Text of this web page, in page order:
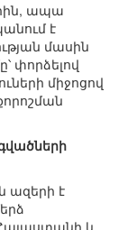
ապա
է
մասին
փորձելով
միջոցով
ազերի է